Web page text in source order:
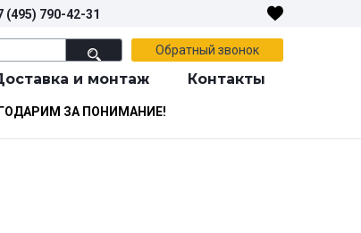
(495) 790-42-31
Обратный звонок
и монтаж Контакты
ЗА ПОНИМАНИЕ!